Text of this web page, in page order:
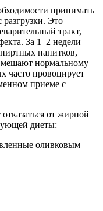
принимать
разгрузки. Это
тракт,
За 1–2 недели
напитков,
мешают нормальному
часто провоцирует
приеме с
от жирной
диеты:
оливковым